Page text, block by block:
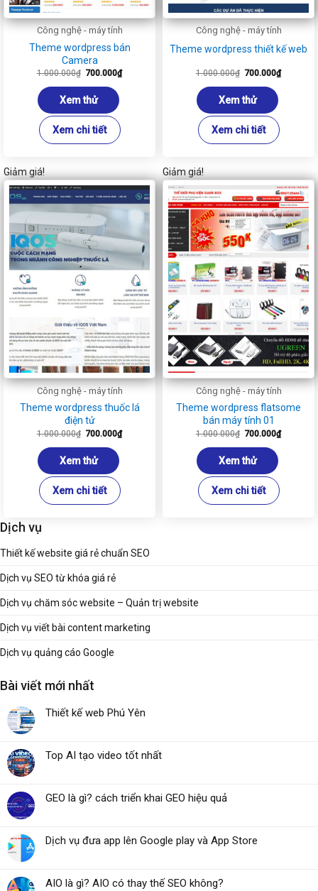
Công nghệ - máy tính
Theme wordpress bán
Camera
1.000.000₫ Giá
là:
1.000.000₫.
700.000₫Giá
hiện
Xem thử
Xem chi tiết
Công nghệ - máy tính
Theme wordpress thiết kế web
1.000.000₫ Giá
là:
1.000.000₫.
700.000₫Giá
hiện
Xem thử
Xem chi tiết
Giảm giá!
Công nghệ - máy tính
Theme wordpress thuốc lá
điện tử
1.000.000₫ Giá
là:
1.000.000₫.
700.000₫Giá
hiện
Xem thử
Xem chi tiết
Giảm giá!
Công nghệ - máy tính
Theme wordpress flatsome
bán máy tính 01
1.000.000₫ Giá
là:
1.000.000₫.
700.000₫Giá
hiện
Xem thử
Xem chi tiết
Dịch vụ
Thiết kế website giá rẻ chuẩn SEO
Dịch vụ SEO từ khóa giá rẻ
Dịch vụ chăm sóc website – Quản trị website
Dịch vụ viết bài content marketing
Dịch vụ quảng cáo Google
Bài viết mới nhất
Thiết kế web Phú Yên
Top AI tạo video tốt nhất
GEO là gì? cách triển khai GEO hiệu quả
Dịch vụ đưa app lên Google play và App Store
AIO là gì? AIO có thay thế SEO không?